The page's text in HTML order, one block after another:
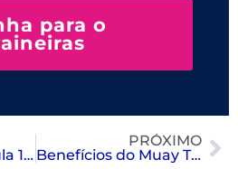
para o
História da Fórmula 1: evolução, ídolos e revolução tecnológica
PRÓXIMO
Benefícios do Muay Thai: Corpo Definido e Mente Mais Forte